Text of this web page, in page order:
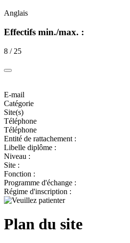
Anglais
Effectifs min./max. :
8 / 25
E-mail
Catégorie
Site(s)
Téléphone
Téléphone
Entité de rattachement :
Libelle diplôme :
Niveau :
Site :
Fonction :
Programme d'échange :
Régime d'inscription :
Plan du site